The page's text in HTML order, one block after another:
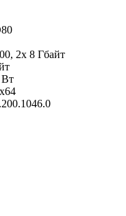
2x 8 Гбайт
Вт